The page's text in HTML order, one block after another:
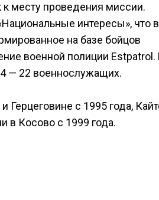
месту проведения миссии.
интересы», что
на базе бойцов
военной полиции Estpatrol.
— 22 военнослужащих.
с 1995 года,
в Косово с 1999 года.